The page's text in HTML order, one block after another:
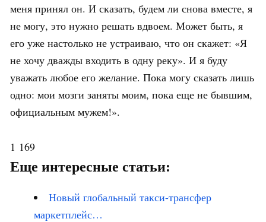
меня принял он. И сказать, будем ли снова вместе, я
не могу, это нужно решать вдвоем. Может быть, я
его уже настолько не устраиваю, что он скажет: «Я
не хочу дважды входить в одну реку». И я буду
уважать любое его желание. Пока могу сказать лишь
одно: мои мозги заняты моим, пока еще не бывшим,
официальным мужем!».
1 169
Еще интересные статьи:
Новый глобальный такси-трансфер
маркетплейс…